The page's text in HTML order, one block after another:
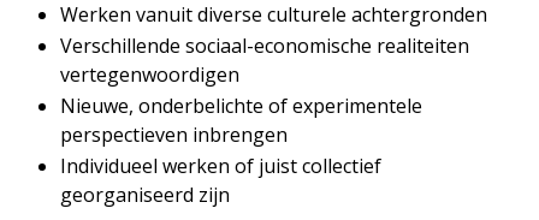
Werken vanuit diverse culturele achtergronden
Verschillende sociaal-economische realiteiten
vertegenwoordigen
Nieuwe, onderbelichte of experimentele
perspectieven inbrengen
Individueel werken of juist collectief
georganiseerd zijn